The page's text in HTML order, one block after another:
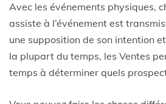
Avec les événements physiques,
assiste à l’événement est
une supposition de son intention
la plupart du temps, les Ventes
temps à déterminer quels